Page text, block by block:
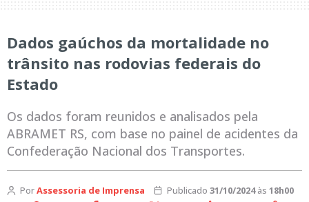
Dados gaúchos da mortalidade no
trânsito nas rodovias federais do
Estado
Os dados foram reunidos e analisados pela
ABRAMET RS, com base no painel de acidentes da
Confederação Nacional dos Transportes.
PorAssessoria de Imprensa Publicado 31/10/2024às 18h00